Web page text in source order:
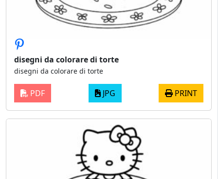
disegni da colorare di torte
disegni da colorare di torte
PDF JPG PRINT